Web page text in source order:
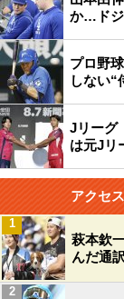
か…ドジ
プロ野
しない“
Jリーグ
は元Jリ
アクセ
萩本欽
んだ通
1
2